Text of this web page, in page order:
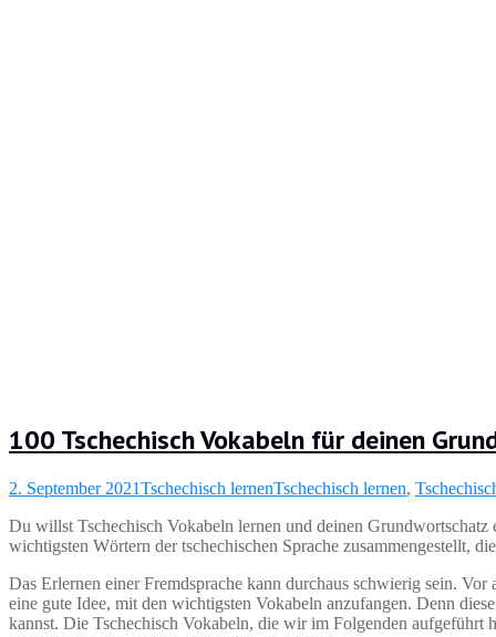
100 Tschechisch Vokabeln für deinen
2. September 2021Tschechisch lernenTschechisch lernen,
Du willst Tschechisch Vokabeln lernen und deinen
wichtigsten Wörtern der tschechischen Sprache zusammengestellt,
Das Erlernen einer Fremdsprache kann durchaus schwierig sein.
eine gute Idee, mit den wichtigsten Vokabeln anzufangen. Denn
kannst. Die Tschechisch Vokabeln, die wir im Folgenden aufgeführt